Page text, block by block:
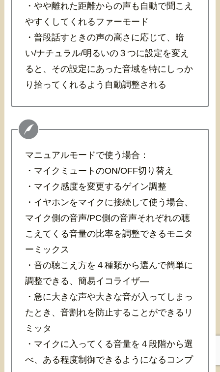
・やや離れた距離からの声も自動で聞こえ
やすくしてくれるファーモード
・普段話すときの声の高さに応じて、暗
い/ナチュラル/明るいの３つに設定を変え
ると、その設定にあった音域を特にしっか
り拾ってくれるよう自動調整される
マニュアルモードで使う場合：
・マイクミュートのON/OFF切り替え
・マイク感度を変更するゲイン調整
・イヤホンをマイクに接続して使う場合、
マイク側の音声/PC側の音声それぞれの聴
こえてくる音量の比率を調整できるモニタ
ーミックス
・音の聴こえ方を４種類から選んで簡単に
調整できる、簡易イコライザ―
・急に大きな声や大きな音が入ってしまっ
たとき、音割れを防止することができるリ
ミッタ
・マイクに入ってくる音量を４段階から選
べ、ある程度制御できるようになるコンプ